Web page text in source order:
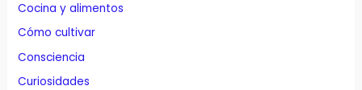
Cocina y alimentos
Cómo cultivar
Consciencia
Curiosidades